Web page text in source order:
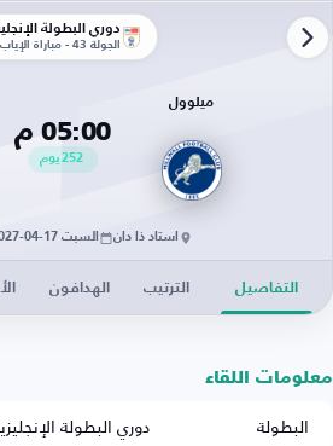
دوري البطولة
الجولة 43 - مباراة الإياب
ميلوول
05:00 م
252يوم
استاد ذا دان السبت 17-04-2027 · 05:00 م
التفاصيل الترتيب الهدافون
معلومات اللقاء
البطولة
دوري البطولة